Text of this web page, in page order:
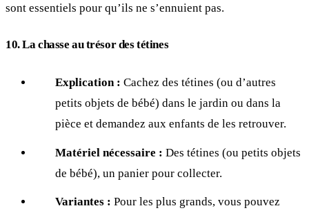
sont essentiels pour qu’ils ne s’ennuient pas.
10. La chasse au trésor des tétines
Explication : Cachez des tétines (ou d’autres
petits objets de bébé) dans le jardin ou dans la
pièce et demandez aux enfants de les retrouver.
Matériel nécessaire : Des tétines (ou petits objets
de bébé), un panier pour collecter.
Variantes : Pour les plus grands, vous pouvez